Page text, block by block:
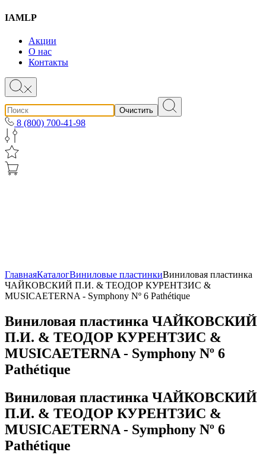
IAMLP
Акции
О нас
Контакты
Очистить
8 (800) 700-41-98
ГлавнаяКаталогВиниловые пластинкиВиниловая пластинка
ЧАЙКОВСКИЙ П.И. & ТЕОДОР КУРЕНТЗИС &
MUSICAETERNA - Symphony Nº 6 Pathétique
Виниловая пластинка ЧАЙКОВСКИЙ
П.И. & ТЕОДОР КУРЕНТЗИС &
MUSICAETERNA - Symphony Nº 6
Pathétique
Виниловая пластинка ЧАЙКОВСКИЙ
П.И. & ТЕОДОР КУРЕНТЗИС &
MUSICAETERNA - Symphony Nº 6
Pathétique